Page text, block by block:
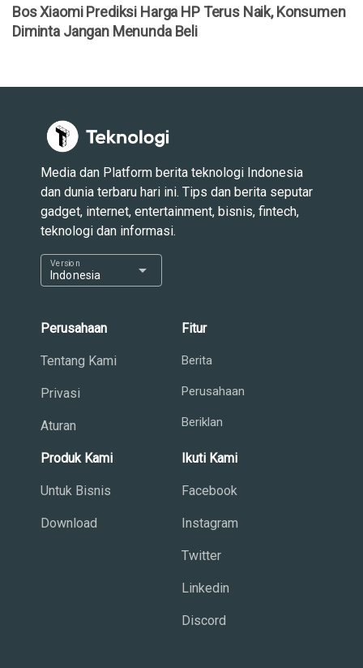
Bos Xiaomi Prediksi Harga HP Terus Naik, Konsumen
Diminta Jangan Menunda Beli
Media dan Platform berita teknologi Indonesia
dan dunia terbaru hari ini. Tips dan berita seputar
gadget, internet, entertainment, bisnis, fintech,
teknologi dan informasi.
Indonesia
Version arrow_drop_down
Perusahaan
Tentang Kami
Privasi
Aturan
Fitur
Berita
Perusahaan
Beriklan
Produk Kami
Untuk Bisnis
Download
Ikuti Kami
Facebook
Instagram
Twitter
Linkedin
Discord